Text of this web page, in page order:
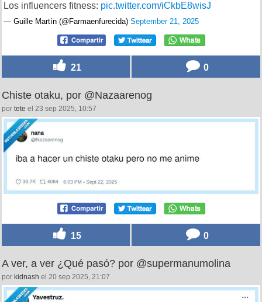
Los influencers fitness: pic.twitter.com/iCkbE8wisJ
— Guille Martín (@Farmaenfurecida) September 21, 2025
21 0
Chiste otaku, por @Nazaarenog
por tete el 23 sep 2025, 10:57
15 0
A ver, a ver ¿Qué pasó? por @supermanumolina
por kidnash el 20 sep 2025, 21:07